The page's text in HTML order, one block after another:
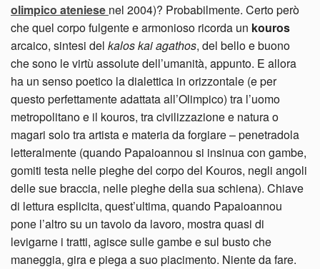
olimpico ateniese nel 2004)? Probabilmente. Certo però
che quel corpo fulgente e armonioso ricorda un kouros
arcaico, sintesi del kalos kai agathos, del bello e buono
che sono le virtù assolute dell’umanità, appunto. E allora
ha un senso poetico la dialettica in orizzontale (e per
questo perfettamente adattata all’Olimpico) tra l’uomo
metropolitano e il kouros, tra civilizzazione e natura o
magari solo tra artista e materia da forgiare – penetradola
letteralmente (quando Papaioannou si insinua con gambe,
gomiti testa nelle pieghe del corpo del Kouros, negli angoli
delle sue braccia, nelle pieghe della sua schiena). Chiave
di lettura esplicita, quest’ultima, quando Papaioannou
pone l’altro su un tavolo da lavoro, mostra quasi di
levigarne i tratti, agisce sulle gambe e sul busto che
maneggia, gira e piega a suo piacimento. Niente da fare.